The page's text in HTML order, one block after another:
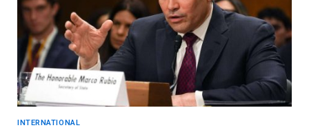
INTERNATIONAL